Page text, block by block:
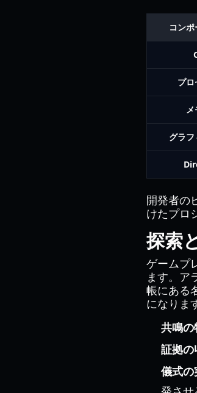
コン
プ
メ
グラフ
開発者の
けたプロ
探索
ゲームプ
ます。ア
帳にある
になりま
共鳴の
証拠の
儀式の